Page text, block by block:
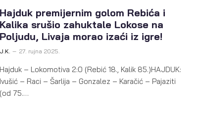
Hajduk premijernim golom Rebića i
Kalika srušio zahuktale Lokose na
Poljudu, Livaja morao izaći iz igre!
J.K. 27. rujna 2025.
Hajduk – Lokomotiva 2:0 (Rebić 18., Kalik 85.)HAJDUK:
Ivušić – Raci – Šarlija – Gonzalez – Karačić – Pajaziti
(od 75.…